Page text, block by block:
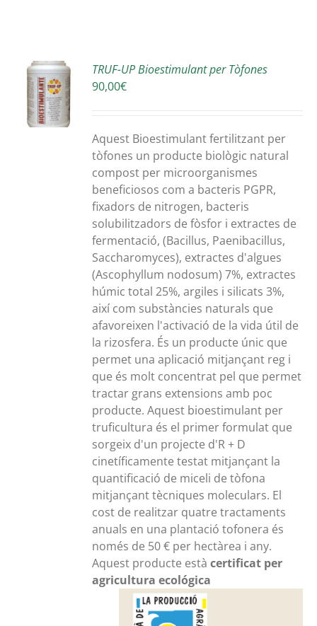
TRUF-UP Bioestimulant per Tòfones
90,00€
Aquest Bioestimulant fertilitzant per
tòfones un producte biològic natural
compost per microorganismes
beneficiosos com a bacteris PGPR,
fixadors de nitrogen, bacteris
solubilitzadors de fòsfor i extractes de
fermentació, (Bacillus, Paenibacillus,
Saccharomyces), extractes d'algues
(Ascophyllum nodosum) 7%, extractes
húmic total 25%, argiles i silicats 3%,
així com substàncies naturals que
afavoreixen l'activació de la vida útil de
la rizosfera. És un producte únic que
permet una aplicació mitjançant reg i
que és molt concentrat pel que permet
tractar grans extensions amb poc
producte. Aquest bioestimulant per
truficultura és el primer formulat que
sorgeix d'un projecte d'R + D
cinetíficamente testat mitjançant la
quantificació de miceli de tòfona
mitjançant tècniques moleculars. El
cost de realitzar quatre tractaments
anuals en una plantació tofonera és
només de 50 € per hectàrea i any.
Aquest producte estàcertificat per
agricultura ecológica